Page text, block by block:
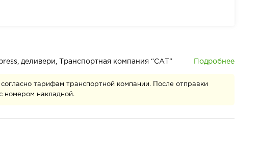
деливери, Транспортная компания “САТ” Подробнее
тарифам транспортной компании. После отправки
номером накладной.